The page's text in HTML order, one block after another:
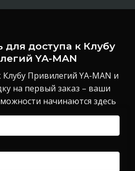
доступа к Клубу
YA-MAN
Привилегий YA-MAN и
на первый заказ – ваши
начинаются здесь